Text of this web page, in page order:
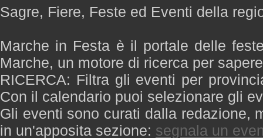
Sagre, Fiere, Feste ed Eventi della
Marche in Festa è il portale delle
Marche, un motore di ricerca per
RICERCA: Filtra gli eventi per
Con il calendario puoi selezionare gli
Gli eventi sono curati dalla redazione,
in un'apposita sezione: segnala un